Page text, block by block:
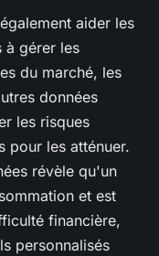
aider les
à gérer les
du marché, les
données
les risques
pour les atténuer.
révèle qu'un
et est
financière,
personnalisés